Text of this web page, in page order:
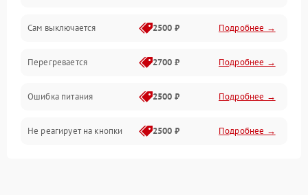
Сам выключается 2500 ₽ Подробнее →
Перегревается 2700 ₽ Подробнее →
Ошибка питания 2500 ₽ Подробнее →
Не реагирует на кнопки 2500 ₽ Подробнее →